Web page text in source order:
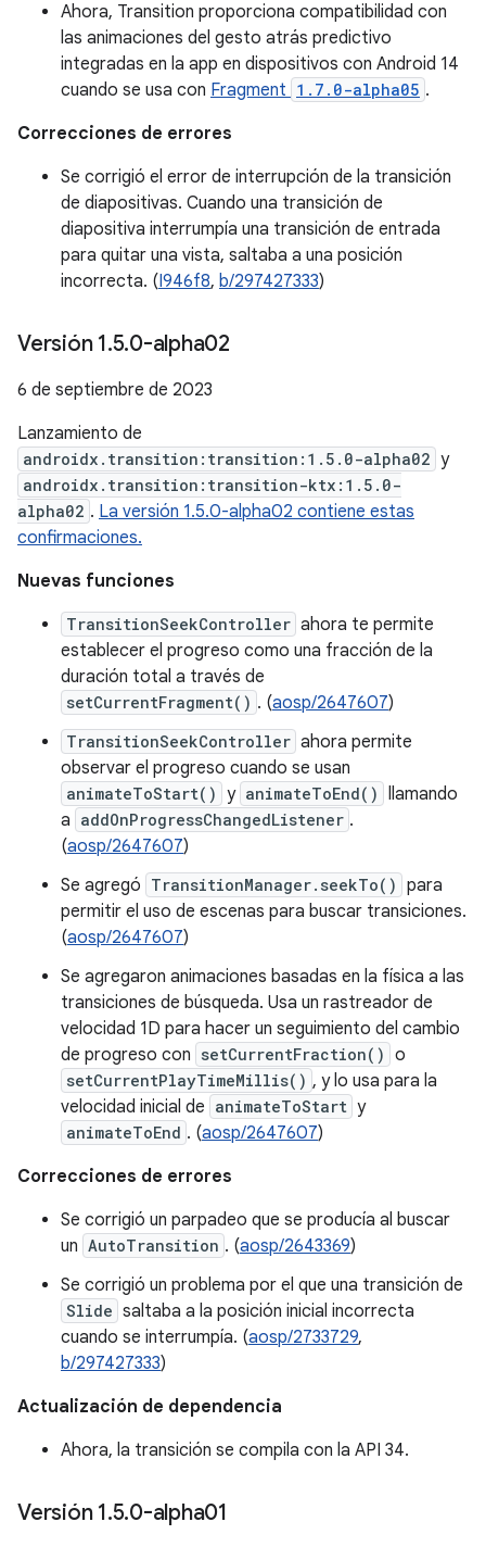
Ahora, Transition proporciona compatibilidad con
las animaciones del gesto atrás predictivo
integradas en la app en dispositivos con Android 14
cuando se usa con Fragment 1.7.0-alpha05 .
Correcciones de errores
Se corrigió el error de interrupción de la transición
de diapositivas. Cuando una transición de
diapositiva interrumpía una transición de entrada
para quitar una vista, saltaba a una posición
incorrecta. (I946f8, b/297427333)
Versión 1.5.0-alpha02
6 de septiembre de 2023
Lanzamiento de
androidx.transition:transition:1.5.0-alpha02 y
androidx.transition:transition-ktx:1.5.0-
alpha02 . La versión 1.5.0-alpha02 contiene estas
confirmaciones.
Nuevas funciones
TransitionSeekController ahora te permite
establecer el progreso como una fracción de la
duración total a través de
setCurrentFragment() . (aosp/2647607)
TransitionSeekController ahora permite
observar el progreso cuando se usan
animateToStart() y animateToEnd() llamando
a addOnProgressChangedListener .
(aosp/2647607)
Se agregó TransitionManager.seekTo() para
permitir el uso de escenas para buscar transiciones.
(aosp/2647607)
Se agregaron animaciones basadas en la física a las
transiciones de búsqueda. Usa un rastreador de
velocidad 1D para hacer un seguimiento del cambio
de progreso con setCurrentFraction() o
setCurrentPlayTimeMillis() , y lo usa para la
velocidad inicial de animateToStart y
animateToEnd . (aosp/2647607)
Correcciones de errores
Se corrigió un parpadeo que se producía al buscar
un AutoTransition . (aosp/2643369)
Se corrigió un problema por el que una transición de
Slide saltaba a la posición inicial incorrecta
cuando se interrumpía. (aosp/2733729,
b/297427333)
Actualización de dependencia
Ahora, la transición se compila con la API 34.
Versión 1.5.0-alpha01